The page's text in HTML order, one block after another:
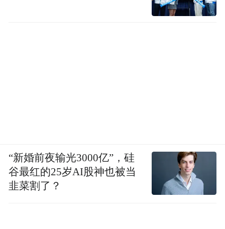
“新婚前夜输光3000亿”，硅
谷最红的25岁AI股神也被当
韭菜割了？